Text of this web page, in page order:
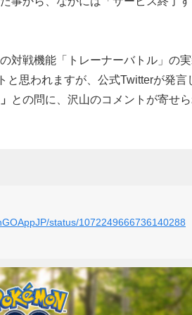
対戦機能「トレーナーバトル」の
と思われますが、公式Twitterが発言
との問に、沢山のコメントが寄せ
status/1072249666736140288